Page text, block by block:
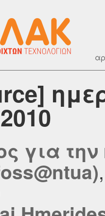
για την